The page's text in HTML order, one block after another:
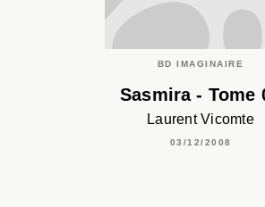
BD IMAGINAIRE
Sasmira - Tome
Laurent Vicomte
03/12/2008